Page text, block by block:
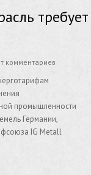
требует
комментариев
промышленности
Германии,
IG Metall